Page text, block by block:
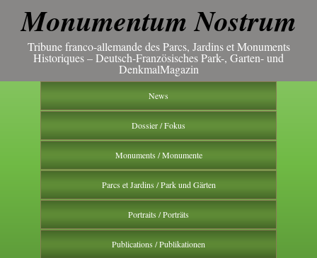
Monumentum Nostrum
Tribune franco-allemande des Parcs, Jardins et Monuments
Historiques – Deutsch-Französisches Park-, Garten- und
DenkmalMagazin
News
Dossier / Fokus
Monuments / Monumente
Parcs et Jardins / Park und Gärten
Portraits / Porträts
Publications / Publikationen